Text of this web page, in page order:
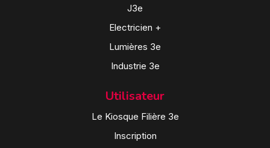
J3e
Electricien +
Lumières 3e
Industrie 3e
Utilisateur
Le Kiosque Filière 3e
Inscription